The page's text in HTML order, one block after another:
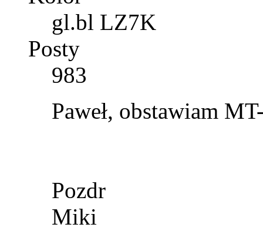
gl.bl LZ7K
Posty
983
Paweł, obstawiam
Pozdr
Miki